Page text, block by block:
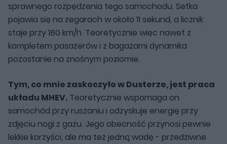
sprawnego rozpędzenia tego samochodu. Setka
pojawia się na zegarach w około 11 sekund, a licznik
staje przy 180 km/h. Teoretycznie więc nawet z
kompletem pasażerów i z bagażami dynamika
pozostanie na znośnym poziomie.
Tym, co mnie zaskoczyło w Dusterze, jest praca
układu MHEV. Teoretycznie wspomaga on
samochód przy ruszaniu i odzyskuje energię przy
zdjęciu nogi z gazu. Jego obecność przynosi pewnie
lekkie korzyści, ale ma też jedną wadę - przedziwne